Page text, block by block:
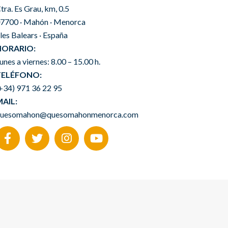
Es Grau, km, 0.5
· Mahón · Menorca
Balears · España
a viernes: 8.00 – 15.00 h.
971 36 22 95